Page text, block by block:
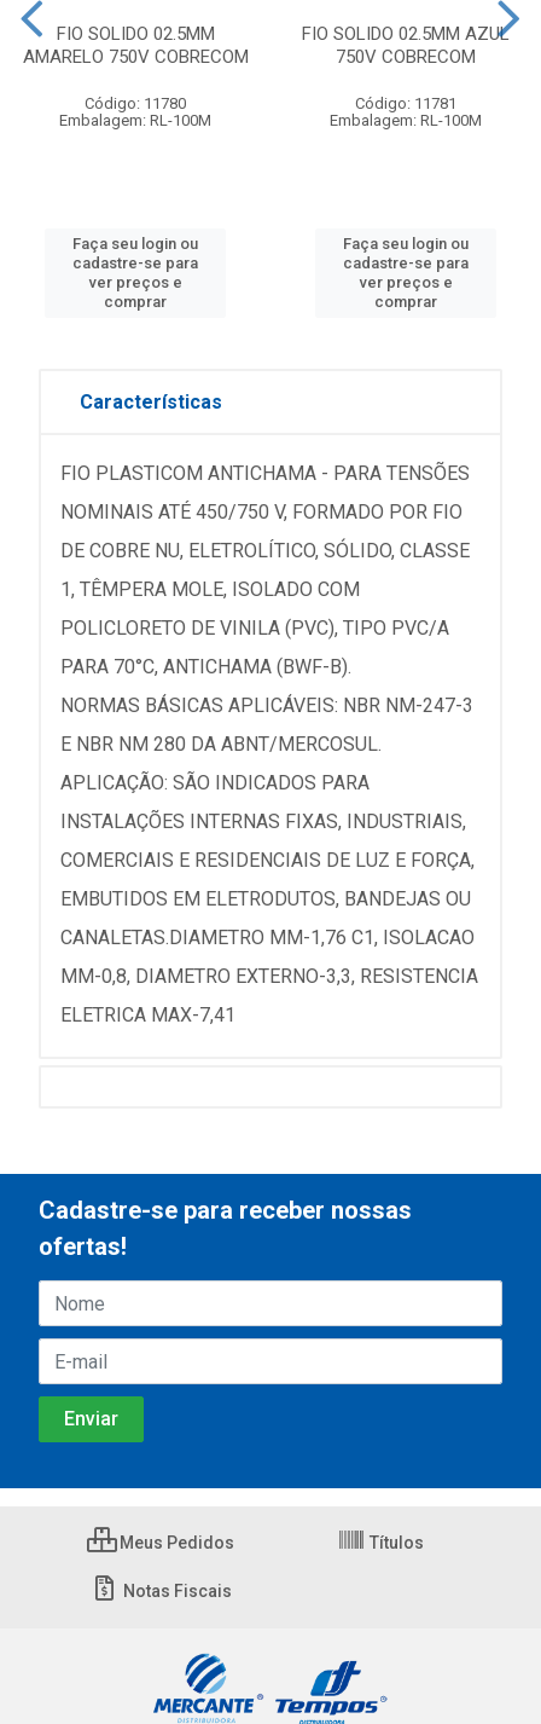
FIO SOLIDO 02.5MM
AMARELO 750V COBRECOM
Código: 11780
Embalagem: RL-100M
Faça seu login ou
cadastre-se para
ver preços e
comprar
FIO SOLIDO 02.5MM AZUL
750V COBRECOM
Código: 11781
Embalagem: RL-100M
Faça seu login ou
cadastre-se para
ver preços e
comprar
Características
FIO PLASTICOM ANTICHAMA - PARA TENSÕES
NOMINAIS ATÉ 450/750 V, FORMADO POR FIO
DE COBRE NU, ELETROLÍTICO, SÓLIDO, CLASSE
1, TÊMPERA MOLE, ISOLADO COM
POLICLORETO DE VINILA (PVC), TIPO PVC/A
PARA 70°C, ANTICHAMA (BWF-B).
NORMAS BÁSICAS APLICÁVEIS: NBR NM-247-3
E NBR NM 280 DA ABNT/MERCOSUL.
APLICAÇÃO: SÃO INDICADOS PARA
INSTALAÇÕES INTERNAS FIXAS, INDUSTRIAIS,
COMERCIAIS E RESIDENCIAIS DE LUZ E FORÇA,
EMBUTIDOS EM ELETRODUTOS, BANDEJAS OU
CANALETAS.DIAMETRO MM-1,76 C1, ISOLACAO
MM-0,8, DIAMETRO EXTERNO-3,3, RESISTENCIA
ELETRICA MAX-7,41
Cadastre-se para receber nossas
ofertas!
Meus Pedidos Títulos
Notas Fiscais